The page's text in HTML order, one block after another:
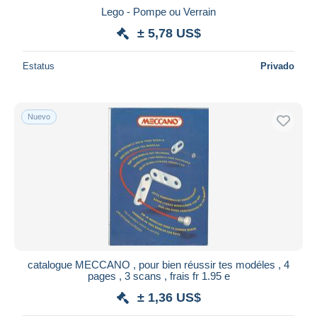
Lego - Pompe ou Verrain
± 5,78 US$
Estatus Privado
Nuevo
catalogue MECCANO , pour bien réussir tes modéles , 4
pages , 3 scans , frais fr 1.95 e
± 1,36 US$